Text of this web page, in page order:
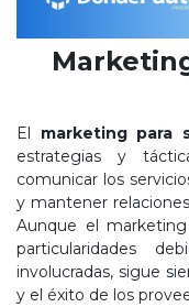
El marketing para
estrategias y
comunicar los
y mantener
Aunque el
particularidades
involucradas, sigue
y el éxito de los